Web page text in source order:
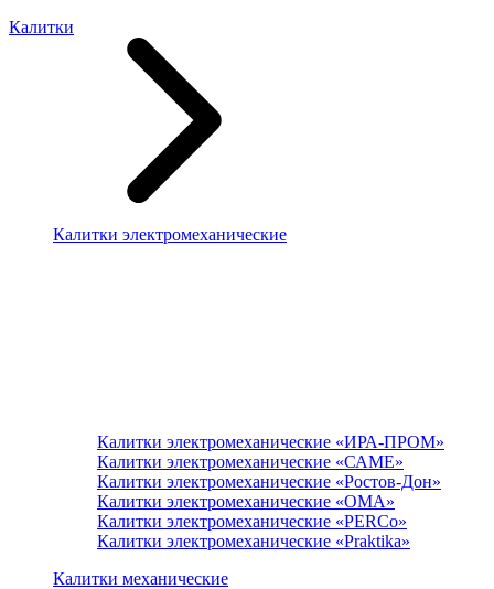
Калитки
Калитки электромеханические
Калитки электромеханические «ИРА-ПРОМ»
Калитки электромеханические «САМЕ»
Калитки электромеханические «Ростов-Дон»
Калитки электромеханические «ОМА»
Калитки электромеханические «PERCo»
Калитки электромеханические «Praktika»
Калитки механические